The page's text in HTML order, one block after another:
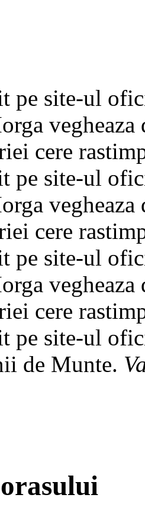
pe site-ul
cere
pe site-ul
cere
pe site-ul
cere
pe site-ul
de Munte.